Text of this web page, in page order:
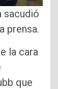
sacudió
prensa.
la cara
que